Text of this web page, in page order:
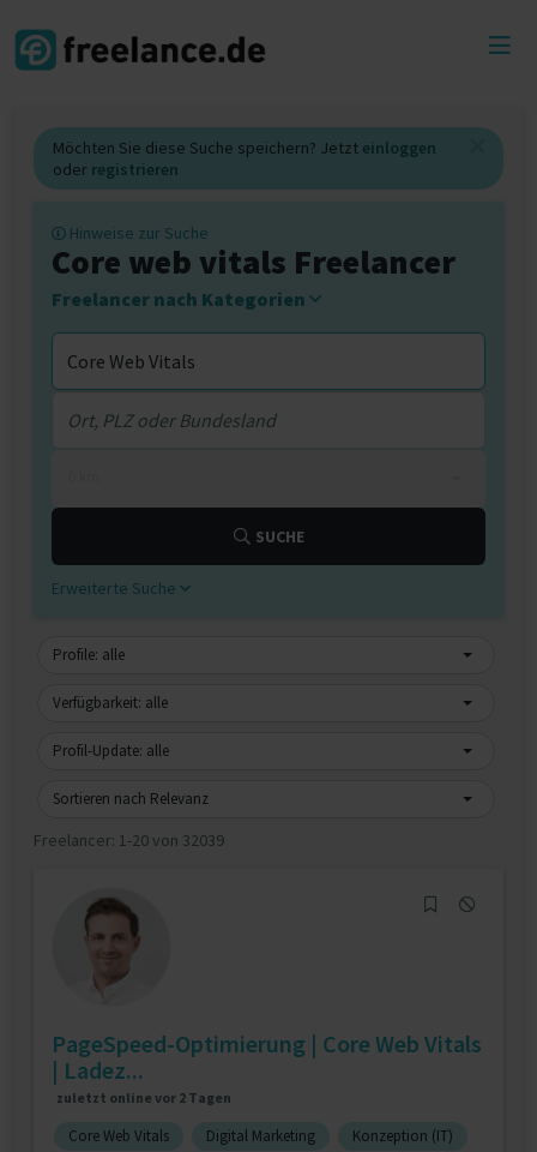
Möchten Sie diese Suche speichern? Jetzt einloggen
oder registrieren
Hinweise zur Suche
Core web vitals Freelancer
Freelancer nach Kategorien
SUCHE
Erweiterte Suche
Profile: alle
Verfügbarkeit: alle
Profil-Update: alle
Sortieren nach Relevanz
Freelancer: 1-20 von 32039
PageSpeed-Optimierung | Core Web Vitals
| Ladez...
zuletzt online vor 2 Tagen
Core Web Vitals Digital Marketing Konzeption (IT)